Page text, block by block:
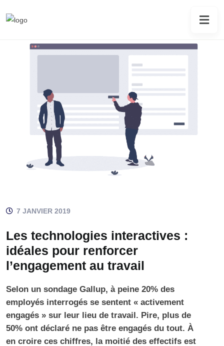
7 JANVIER 2019
Les technologies interactives :
idéales pour renforcer
l’engagement au travail
Selon un sondage Gallup, à peine 20% des
employés interrogés se sentent « activement
engagés » sur leur lieu de travail. Pire, plus de
50% ont déclaré ne pas être engagés du tout. À
en croire ces chiffres, la moitié des effectifs est